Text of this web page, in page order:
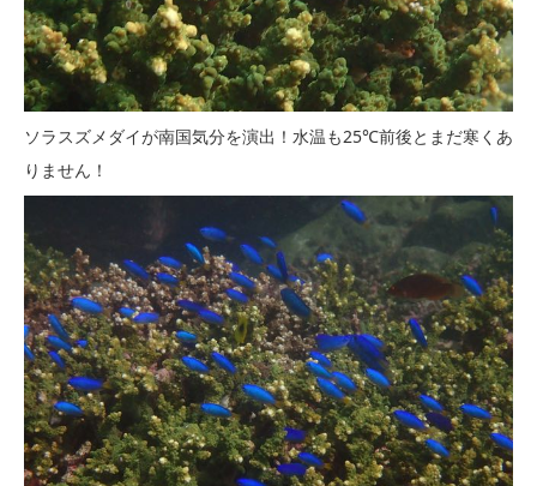
ソラスズメダイが南国気分を演出！水温も25℃前後とまだ寒くあ
りません！